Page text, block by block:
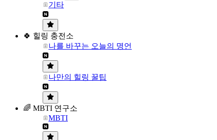
기타
🍀 힐링 충전소
나를 바꾸는 오늘의 명언
나만의 힐링 꿀팁
🌈 MBTI 연구소
MBTI